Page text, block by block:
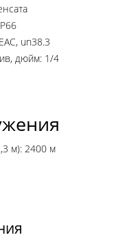
un38.3
дюйм: 1/4
м): 2400 м